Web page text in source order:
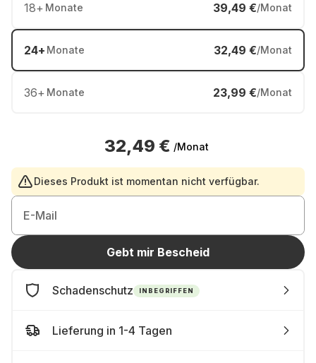
18+ Monate 39,49 €/Monat
24+ Monate 32,49 €/Monat
36+ Monate 23,99 €/Monat
32,49 € /Monat
Dieses Produkt ist momentan nicht verfügbar.
E-Mail
Gebt mir Bescheid
Schadenschutz INBEGRIFFEN
Lieferung in 1-4 Tagen